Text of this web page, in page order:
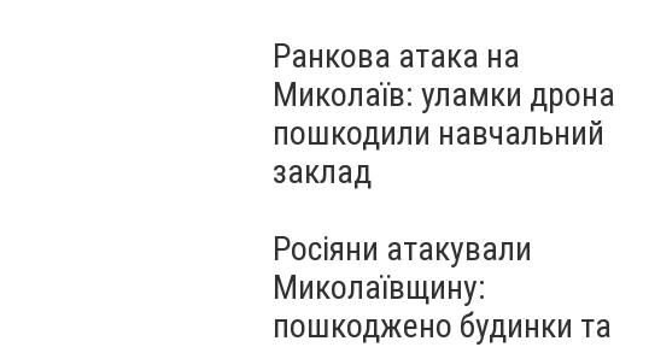
Ранкова атака на
Миколаїв: уламки дрона
пошкодили навчальний
заклад
Росіяни атакували
Миколаївщину:
пошкоджено будинки та